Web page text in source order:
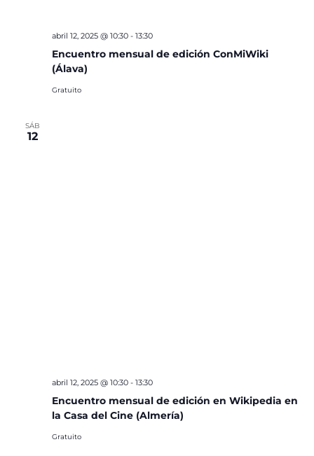
Encuentro mensual de edición ConMiWiki
(Álava)
abril 12, 2025 @ 10:30- 13:30
Gratuito
SÁB
12
Encuentro mensual de edición en Wikipedia en
la Casa del Cine (Almería)
abril 12, 2025 @ 10:30- 13:30
Gratuito